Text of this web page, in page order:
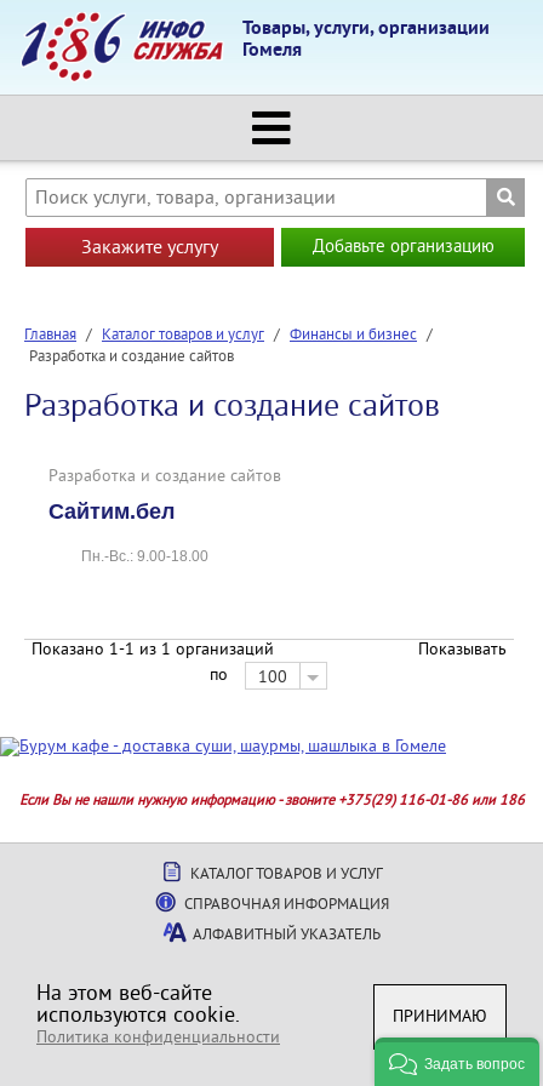
Товары, услуги, организации
Гомеля
Закажите услугу Добавьте организацию
Главная / Каталог товаров и услуг / Финансы и бизнес /
Разработка и создание сайтов
Разработка и создание сайтов
Разработка и создание сайтов
Сайтим.бел
Пн.-Вс.: 9.00-18.00
Показано 1-1 из 1 организаций
Показывать
по
100
Если Вы не нашли нужную информацию - звоните +375(29) 116-01-86 или 186
КАТАЛОГ ТОВАРОВ И УСЛУГ
СПРАВОЧНАЯ ИНФОРМАЦИЯ
АЛФАВИТНЫЙ УКАЗАТЕЛЬ
Политика конфиденциальности
На этом веб-сайте
используются cookie.
Политика конфиденциальности
ПРИНИМАЮ
Задать вопрос